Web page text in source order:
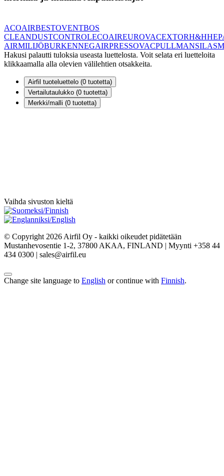
ACOAIRBESTOVENTBOS
CLEANDUSTCONTROLECOAIREUROVACEXTORH&H
AIRMILIJÖBURKENNEGAIRPRESSOVACPULLMANSILA
Hakusi palautti tuloksia useasta luettelosta. Voit selata eri luetteloita
klikkaamalla alla olevien välilehtien otsakkeita.
Airfil tuoteluettelo (0 tuotetta)
Vertailutaulukko (0 tuotetta)
Merkki/malli (0 tuotetta)
Vaihda sivuston kieltä
© Copyright 2026 Airfil Oy - kaikki oikeudet pidätetään
Mustanhevosentie 1-2, 37800 AKAA, FINLAND | Myynti +358 44
434 0300 | sales@airfil.eu
Change site language to English or continue with Finnish.